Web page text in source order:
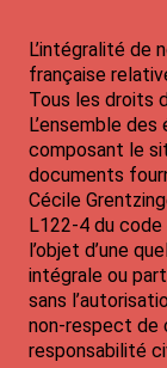
L’intégralité de
française
Tous les droits
L’ensemble
composant le
documents
Cécile
L122-4 du
l’objet d’une
intégrale ou
sans
non-respect de
responsabilité